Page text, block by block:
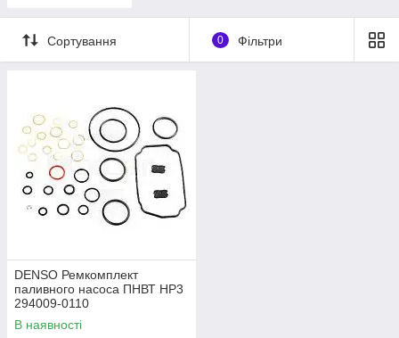
Сортування 0 Фільтри
DENSO Ремкомплект
паливного насоса ПНВТ HP3
294009-0110
В наявності